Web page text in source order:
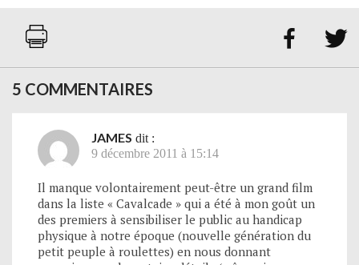
 
5 COMMENTAIRES
JAMES dit :
9 décembre 2011 à 15:14
Il manque volontairement peut-être un grand film
dans la liste « Cavalcade » qui a été à mon goût un
des premiers à sensibiliser le public au handicap
physique à notre époque (nouvelle génération du
petit peuple à roulettes) en nous donnant